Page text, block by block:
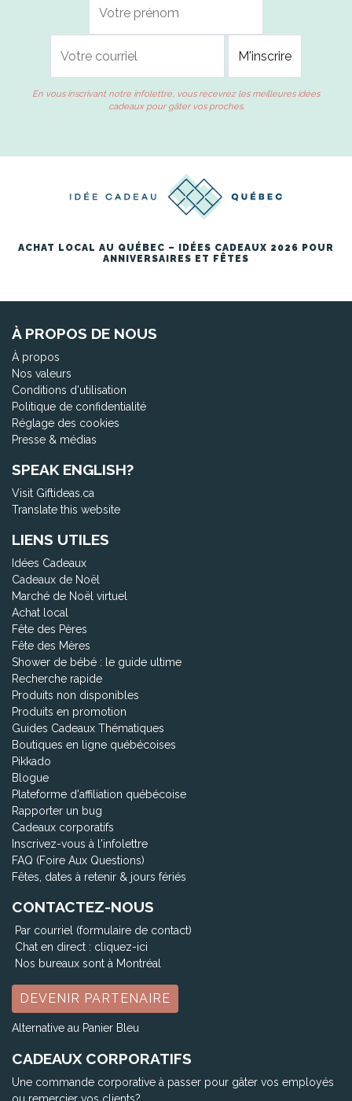
En vous inscrivant notre infolettre, vous recevrez les meilleures idées
cadeaux pour gâter vos proches.
ACHAT LOCAL AU QUÉBEC – IDÉES CADEAUX 2026 POUR
ANNIVERSAIRES ET FÊTES
À PROPOS DE NOUS
À propos
Nos valeurs
Conditions d'utilisation
Politique de confidentialité
Réglage des cookies
Presse & médias
SPEAK ENGLISH?
Visit Giftideas.ca
Translate this website
LIENS UTILES
Idées Cadeaux
Cadeaux de Noël
Marché de Noël virtuel
Achat local
Fête des Pères
Fête des Mères
Shower de bébé : le guide ultime
Recherche rapide
Produits non disponibles
Produits en promotion
Guides Cadeaux Thématiques
Boutiques en ligne québécoises
Pikkado
Blogue
Plateforme d'affiliation québécoise
Rapporter un bug
Cadeaux corporatifs
Inscrivez-vous à l'infolettre
FAQ (Foire Aux Questions)
Fêtes, dates à retenir & jours fériés
CONTACTEZ-NOUS
Par courriel (formulaire de contact)
Chat en direct : cliquez-ici
Nos bureaux sont à Montréal
DEVENIR PARTENAIRE
Alternative au Panier Bleu
CADEAUX CORPORATIFS
Une commande corporative à passer pour gâter vos employés